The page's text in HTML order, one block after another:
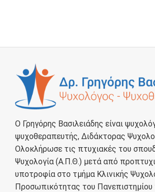
Ο Γρηγόρης Βασιλειάδης είναι
ψυχοθεραπευτής, Διδάκτορας
Ολοκλήρωσε τις πτυχιακές του
Ψυχολογία (Α.Π.Θ.) μετά από
υποτροφία στο τμήμα Κλινικής
Προσωπικότητας του Πανεπιστημίου